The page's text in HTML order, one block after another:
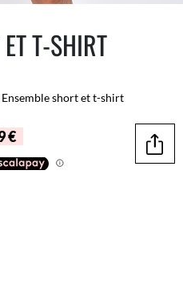
T-SHIRT
Ensemble short et t-shirt
€